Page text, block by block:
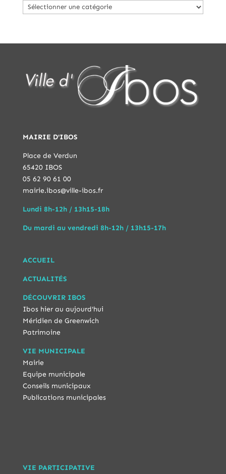
Catégories
MAIRIE D'IBOS
Place de Verdun
65420 IBOS
05 62 90 61 00
mairie.ibos@ville-ibos.fr
Lundi 8h-12h / 13h15-18h
Du mardi au vendredi 8h-12h / 13h15-17h
ACCUEIL
ACTUALITÉS
DÉCOUVRIR IBOS
Ibos hier au aujourd'hui
Méridien de Greenwich
Patrimoine
VIE MUNICIPALE
Mairie
Equipe municipale
Conseils municipaux
Publications municipales
VIE PARTICIPATIVE